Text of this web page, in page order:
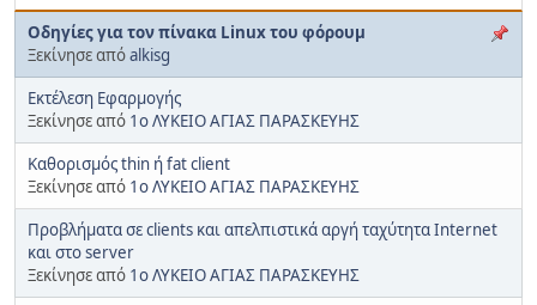
Οδηγίες για τον πίνακα Linux του φόρουμ
Ξεκίνησε απόalkisg
Εκτέλεση Εφαρμογής
Ξεκίνησε από 1o ΛΥΚΕΙΟ ΑΓΙΑΣ ΠΑΡΑΣΚΕΥΗΣ
Καθορισμός thin ή fat client
Ξεκίνησε από 1o ΛΥΚΕΙΟ ΑΓΙΑΣ ΠΑΡΑΣΚΕΥΗΣ
Προβλήματα σε clients και απελπιστικά αργή ταχύτητα Internet
και στο server
Ξεκίνησε από 1o ΛΥΚΕΙΟ ΑΓΙΑΣ ΠΑΡΑΣΚΕΥΗΣ